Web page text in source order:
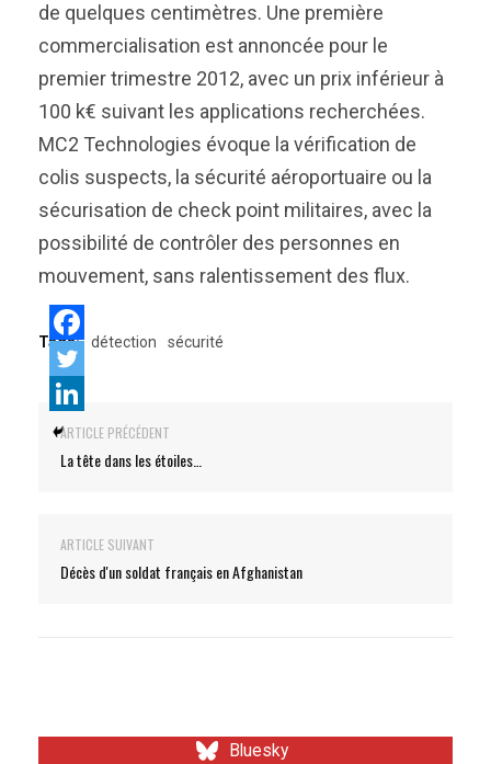
de quelques centimètres. Une première
commercialisation est annoncée pour le
premier trimestre 2012, avec un prix inférieur à
100 k€ suivant les applications recherchées.
MC2 Technologies évoque la vérification de
colis suspects, la sécurité aéroportuaire ou la
sécurisation de check point militaires, avec la
possibilité de contrôler des personnes en
mouvement, sans ralentissement des flux.
Tags: détection sécurité
ARTICLE PRÉCÉDENT
La tête dans les étoiles…
ARTICLE SUIVANT
Décès d'un soldat français en Afghanistan
Bluesky